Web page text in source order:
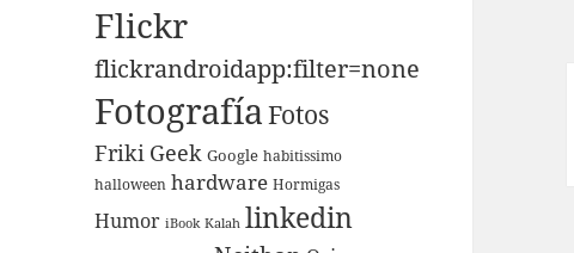
Flickr
flickrandroidapp:filter=none
Fotografí­aFotos
Friki Geek Google habitissimo
halloween hardware Hormigas
Humor iBook Kalah linkedin